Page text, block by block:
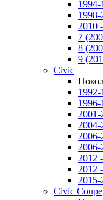
2010
7
8
9
Civic
1992-
1996-
2001-
2004-
2012
2012
2015-
Civic Coupe